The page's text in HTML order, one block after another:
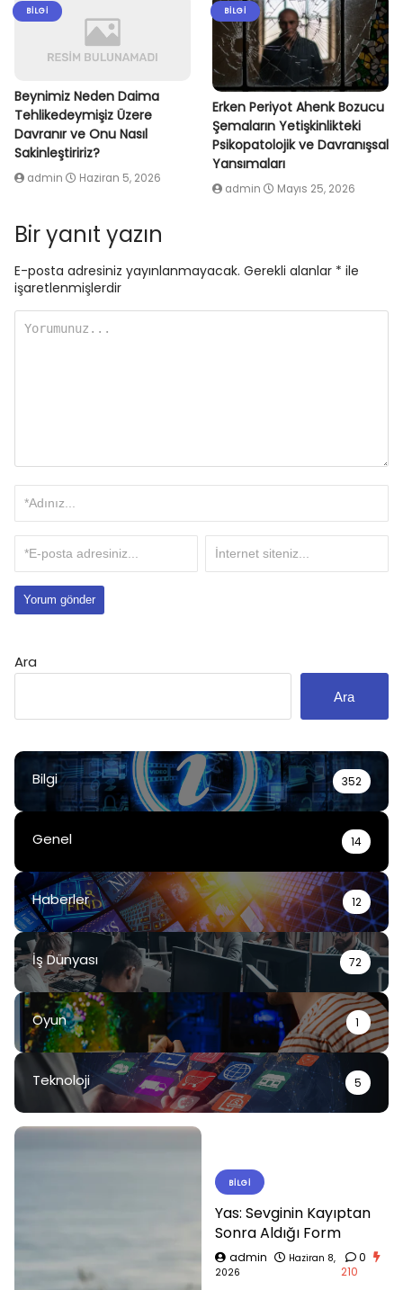
BILGI
Beynimiz Neden Daima
Tehlikedeymişiz Üzere
Davranır ve Onu Nasıl
Sakinleştiririz?
admin Haziran 5, 2026
BILGI
Erken Periyot Ahenk Bozucu
Şemaların Yetişkinlikteki
Psikopatolojik ve Davranışsal
Yansımaları
admin Mayıs 25, 2026
Bir yanıt yazın
E-posta adresiniz yayınlanmayacak. Gerekli alanlar * ile
işaretlenmişlerdir
Ara
Ara
Bilgi 352
Genel 14
Haberler 12
İş Dünyası 72
Oyun 1
Teknoloji 5
BILGI
Yas: Sevginin Kayıptan
Sonra Aldığı Form
admin
Haziran 8,
2026
0
210